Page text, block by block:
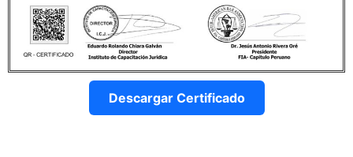
Descargar Certificado